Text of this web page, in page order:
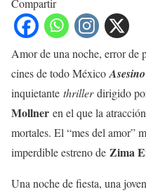
Compartir
Amor de una noche, error de
cines de todo México
inquietante thrillerdirigido
Mollner en el que la
mortales. El “mes del amor”
imperdible estreno de Zima
Una noche de fiesta, una